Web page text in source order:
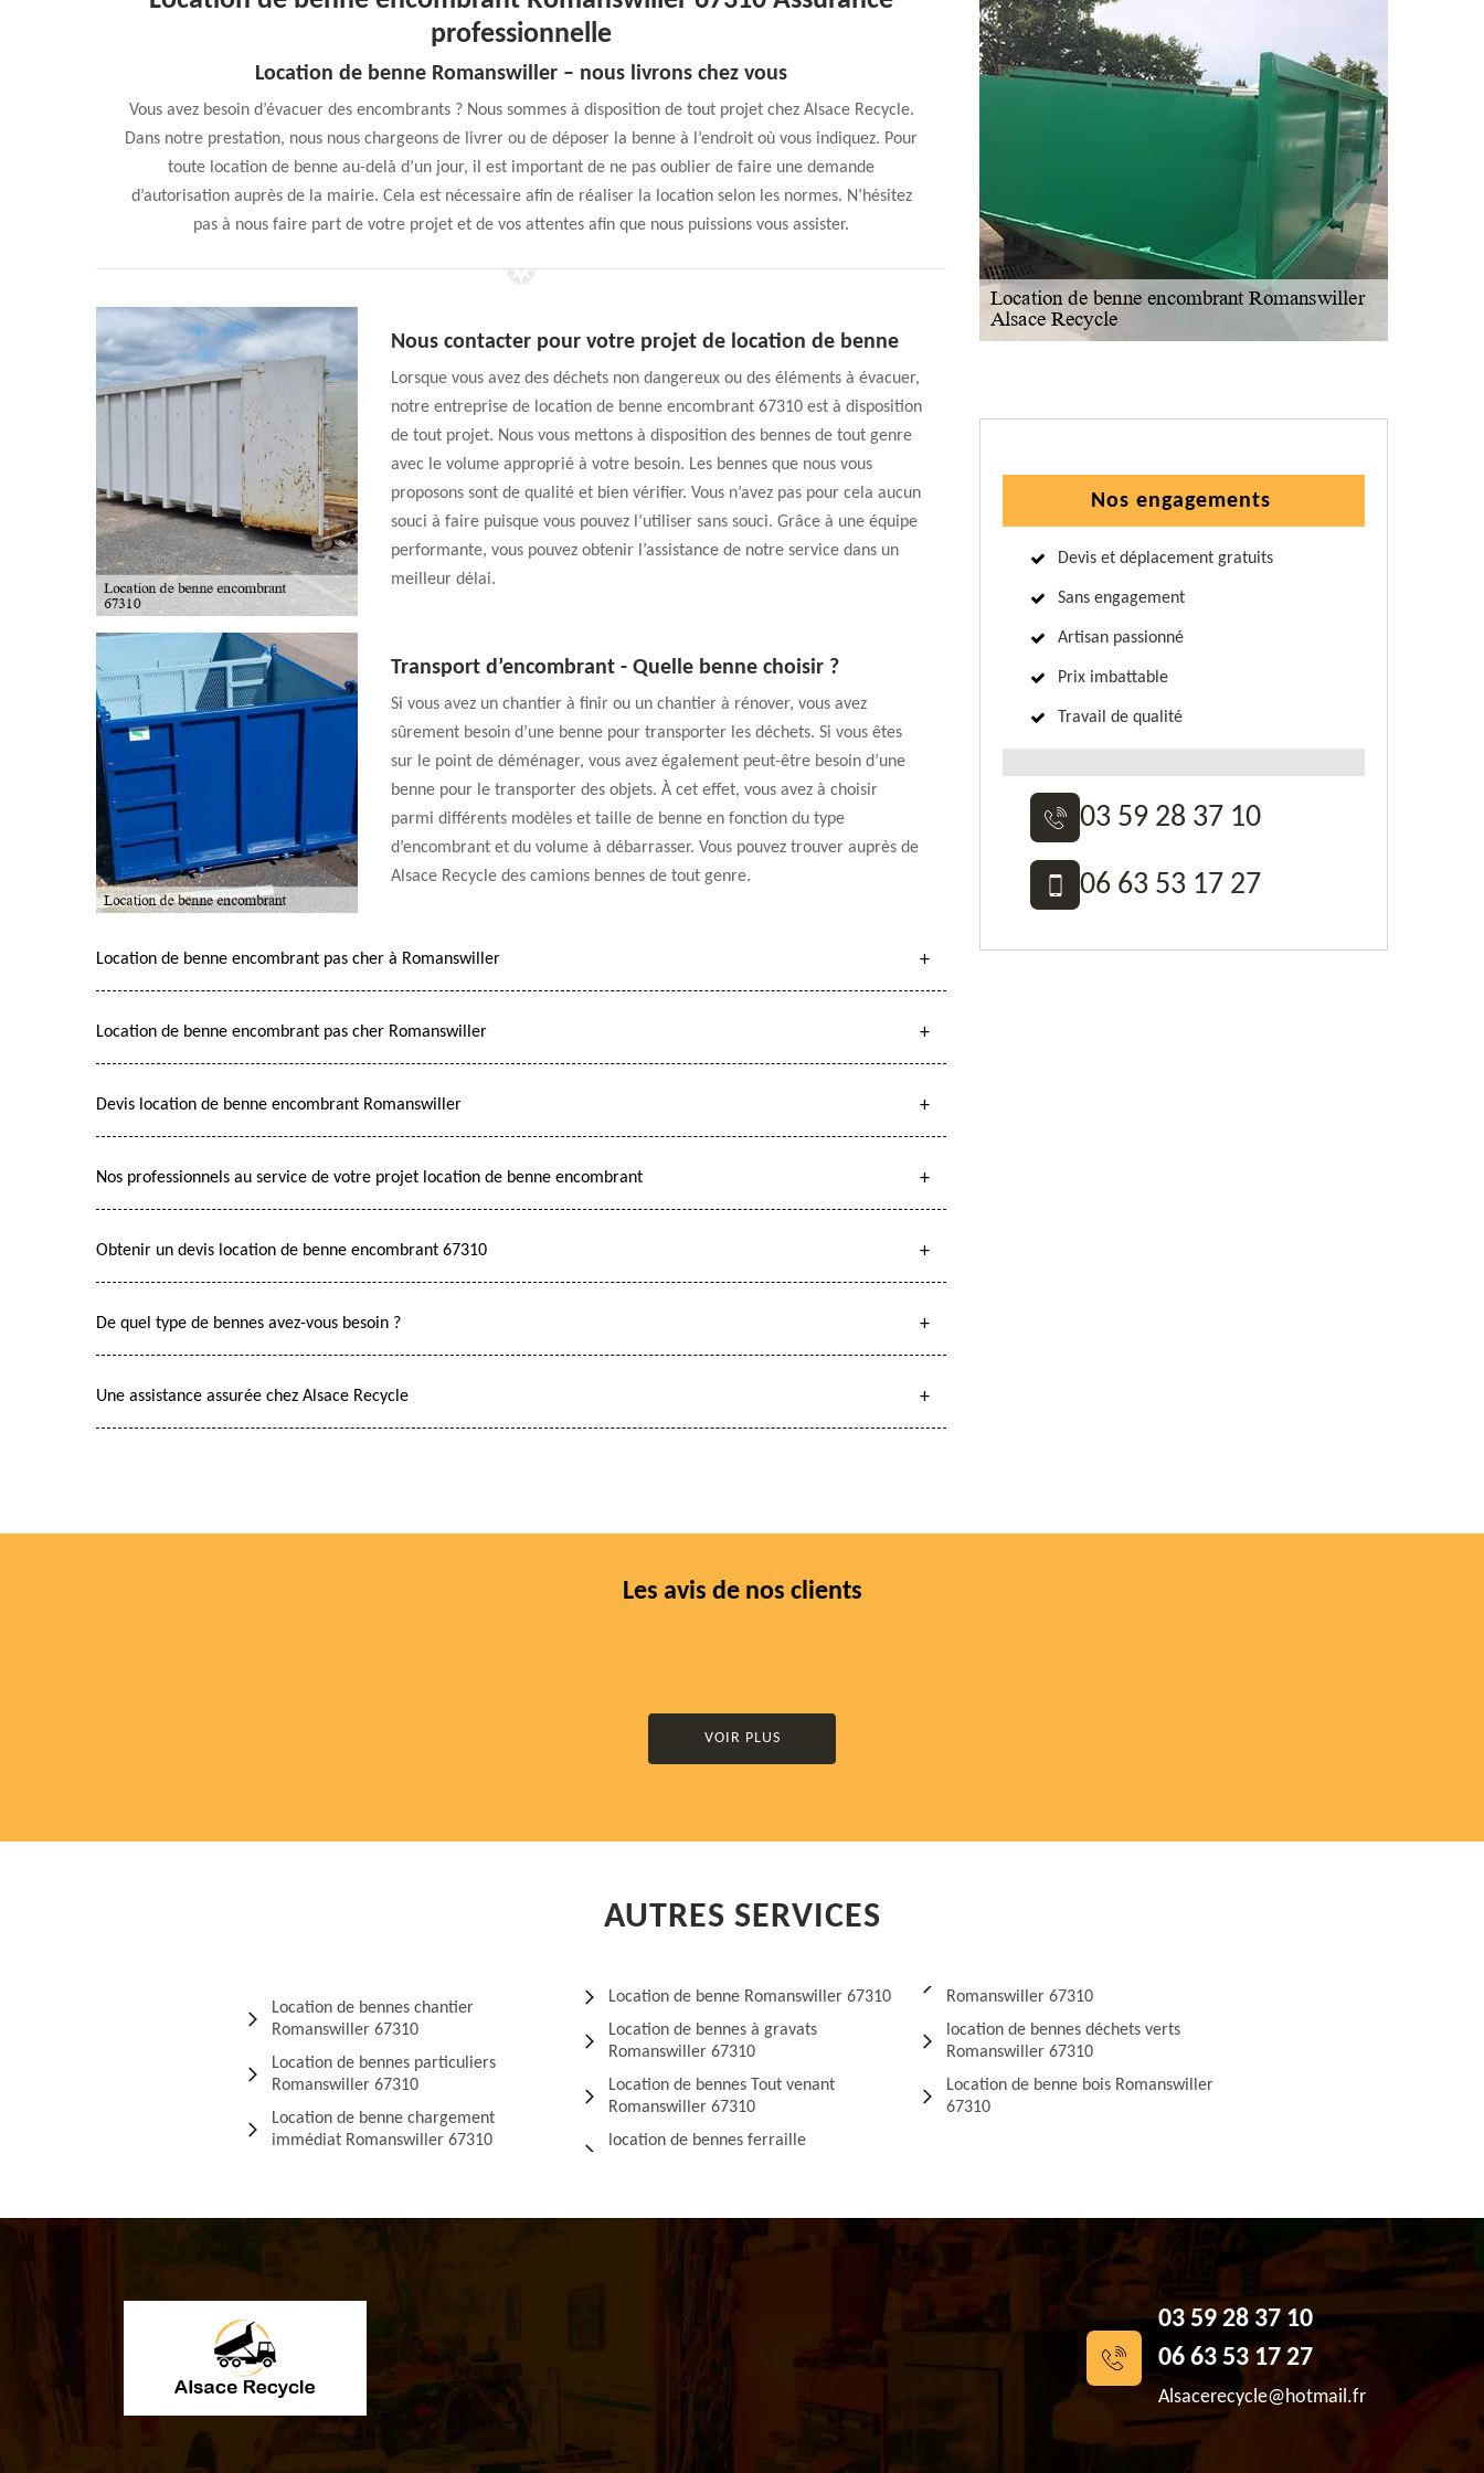
professionnelle
Location de benne Romanswiller – nous livrons chez vous
Vous avez besoin d’évacuer des encombrants ? Nous sommes à disposition de tout projet chez Alsace Recycle.
Dans notre prestation, nous nous chargeons de livrer ou de déposer la benne à l’endroit où vous indiquez. Pour
toute location de benne au-delà d’un jour, il est important de ne pas oublier de faire une demande
d’autorisation auprès de la mairie. Cela est nécessaire afin de réaliser la location selon les normes. N’hésitez
pas à nous faire part de votre projet et de vos attentes afin que nous puissions vous assister.
Nous contacter pour votre projet de location de benne
Lorsque vous avez des déchets non dangereux ou des éléments à évacuer,
notre entreprise de location de benne encombrant 67310 est à disposition
de tout projet. Nous vous mettons à disposition des bennes de tout genre
avec le volume approprié à votre besoin. Les bennes que nous vous
proposons sont de qualité et bien vérifier. Vous n’avez pas pour cela aucun
souci à faire puisque vous pouvez l’utiliser sans souci. Grâce à une équipe
performante, vous pouvez obtenir l’assistance de notre service dans un
meilleur délai.
Transport d’encombrant - Quelle benne choisir ?
Si vous avez un chantier à finir ou un chantier à rénover, vous avez
sûrement besoin d’une benne pour transporter les déchets. Si vous êtes
sur le point de déménager, vous avez également peut-être besoin d’une
benne pour le transporter des objets. À cet effet, vous avez à choisir
parmi différents modèles et taille de benne en fonction du type
d’encombrant et du volume à débarrasser. Vous pouvez trouver auprès de
Alsace Recycle des camions bennes de tout genre.
Location de benne encombrant pas cher à Romanswiller
Location de benne encombrant pas cher Romanswiller
Devis location de benne encombrant Romanswiller
Nos professionnels au service de votre projet location de benne encombrant
Obtenir un devis location de benne encombrant 67310
De quel type de bennes avez-vous besoin ?
Une assistance assurée chez Alsace Recycle
Nos engagements
Devis et déplacement gratuits
Sans engagement
Artisan passionné
Prix imbattable
Travail de qualité
03 59 28 37 10
06 63 53 17 27
Les avis de nos clients
VOIR PLUS
AUTRES SERVICES
Location de bennes chantier
Romanswiller 67310
Location de bennes particuliers
Romanswiller 67310
Location de benne chargement
immédiat Romanswiller 67310
Location de benne Romanswiller 67310
Location de bennes à gravats
Romanswiller 67310
Location de bennes Tout venant
Romanswiller 67310
location de bennes ferraille
Romanswiller 67310
location de bennes déchets verts
Romanswiller 67310
Location de benne bois Romanswiller
67310
03 59 28 37 10
06 63 53 17 27
Alsacerecycle@hotmail.fr